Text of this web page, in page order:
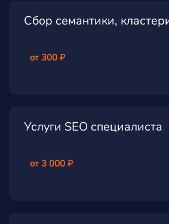
Сбор семантики,
от 300 ₽
Услуги SEO специалиста
от 3 000 ₽